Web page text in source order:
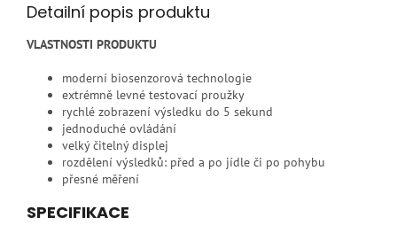
Detailní popis produktu
VLASTNOSTI PRODUKTU
moderní biosenzorová technologie
extrémně levné testovací proužky
rychlé zobrazení výsledku do 5 sekund
jednoduché ovládání
velký čitelný displej
rozdělení výsledků: před a po jídle či po pohybu
přesné měření
SPECIFIKACE